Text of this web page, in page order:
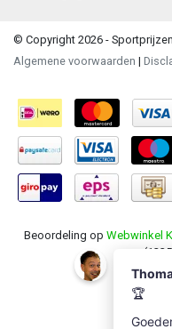
© Copyright 2026 -
Algemene voorwaarden |
Beoordeling op Webwinkel